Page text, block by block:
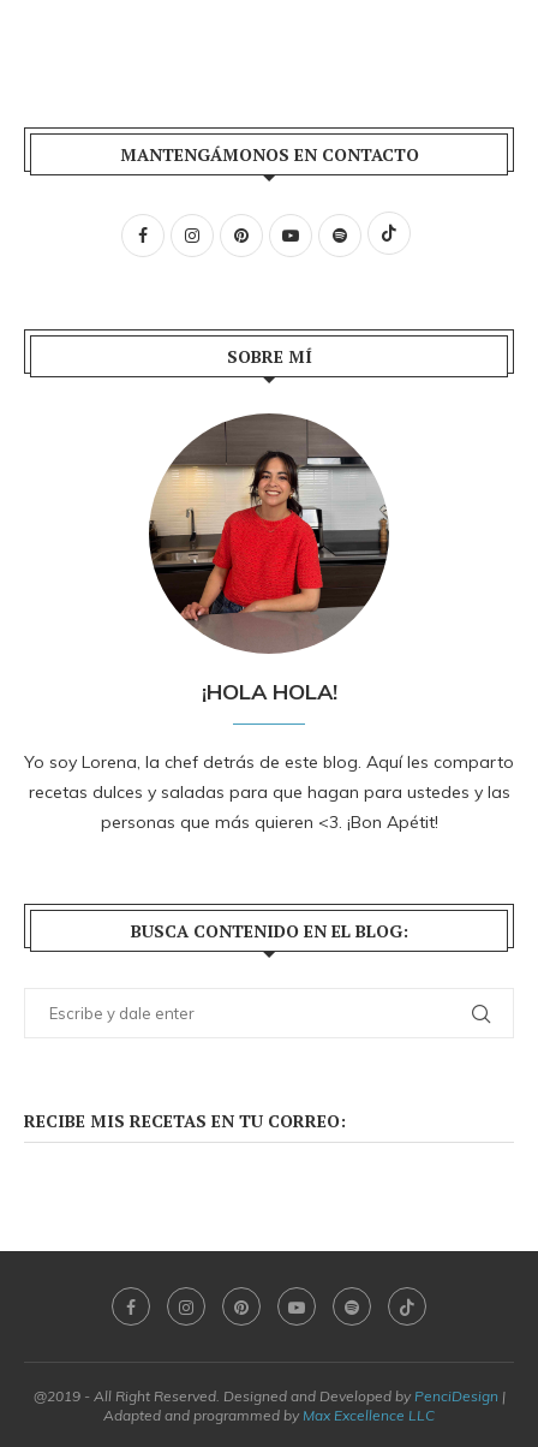
MANTENGÁMONOS EN CONTACTO
SOBRE MÍ
¡HOLA HOLA!
Yo soy Lorena, la chef detrás de este blog. Aquí les comparto
recetas dulces y saladas para que hagan para ustedes y las
personas que más quieren <3. ¡Bon Apétit!
BUSCA CONTENIDO EN EL BLOG:
RECIBE MIS RECETAS EN TU CORREO:
@2019 - All Right Reserved. Designed and Developed by PenciDesign |
Adapted and programmed by Max Excellence LLC